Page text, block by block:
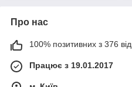
Про нас
100% позитивних з 376
Працює з 19.01.2017